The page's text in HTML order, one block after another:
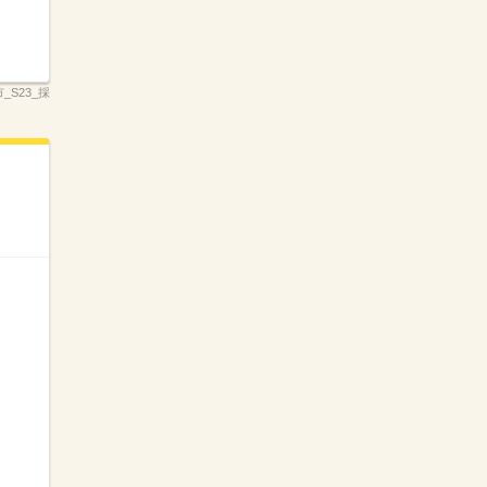
_S23_採